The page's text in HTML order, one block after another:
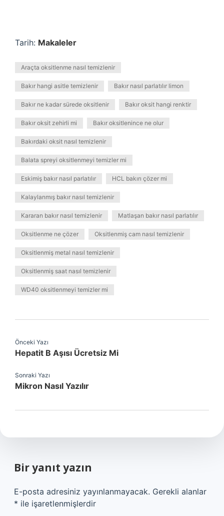
Tarih: Makaleler
Araçta oksitlenme nasıl temizlenir
Bakır hangi asitle temizlenir Bakır nasıl parlatılır limon
Bakır ne kadar sürede oksitlenir Bakır oksit hangi renktir
Bakır oksit zehirli mi Bakır oksitlenince ne olur
Bakırdaki oksit nasıl temizlenir
Balata spreyi oksitlenmeyi temizler mi
Eskimiş bakır nasıl parlatılır HCL bakırı çözer mi
Kalaylanmış bakır nasıl temizlenir
Kararan bakır nasıl temizlenir Matlaşan bakır nasıl parlatılır
Oksitlenme ne çözer Oksitlenmiş cam nasıl temizlenir
Oksitlenmiş metal nasıl temizlenir
Oksitlenmiş saat nasıl temizlenir
WD40 oksitlenmeyi temizler mi
Önceki Yazı
Hepatit B Aşısı Ücretsiz Mi
Sonraki Yazı
Mikron Nasıl Yazılır
Bir yanıt yazın
E-posta adresiniz yayınlanmayacak. Gerekli alanlar
* ile işaretlenmişlerdir